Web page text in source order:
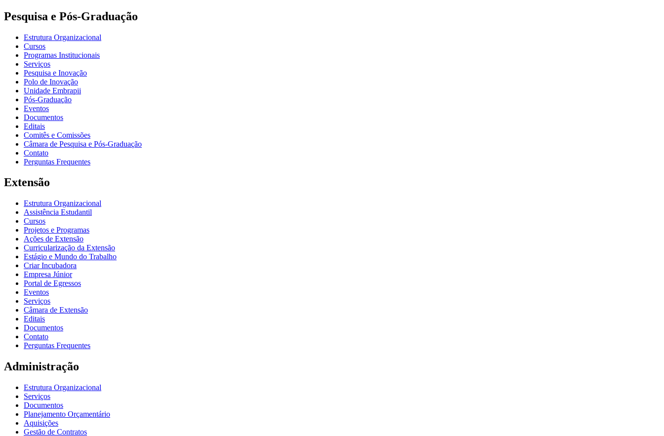
Pesquisa e Pós-Graduação
Estrutura Organizacional
Cursos
Programas Institucionais
Serviços
Pesquisa e Inovação
Polo de Inovação
Unidade Embrapii
Pós-Graduação
Eventos
Documentos
Editais
Comitês e Comissões
Câmara de Pesquisa e Pós-Graduação
Contato
Perguntas Frequentes
Extensão
Estrutura Organizacional
Assistência Estudantil
Cursos
Projetos e Programas
Ações de Extensão
Curricularização da Extensão
Estágio e Mundo do Trabalho
Criar Incubadora
Empresa Júnior
Portal de Egressos
Eventos
Serviços
Câmara de Extensão
Editais
Documentos
Contato
Perguntas Frequentes
Administração
Estrutura Organizacional
Serviços
Documentos
Planejamento Orçamentário
Aquisições
Gestão de Contratos